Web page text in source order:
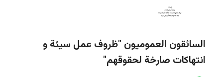
السائقون العموميون "ظروف عمل سيئة و
انتهاكات صارخة لحقوقهم"